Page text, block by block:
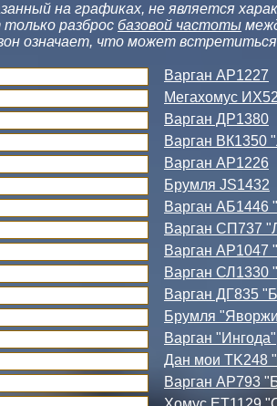
на графиках, не является
разброс базовой частоты
означает, что может встретиться
Варган АР1227
Мегахомус
Варган ДР1380
Варган ВК1350
Варган АР1226
Брумля JS1432
Варган АБ1446
Варган СП737
Варган АР1047
Варган СЛ1330
Варган ДГ835
Брумля
Варган "Ингода"
Дан мои TK248
Варган АР793